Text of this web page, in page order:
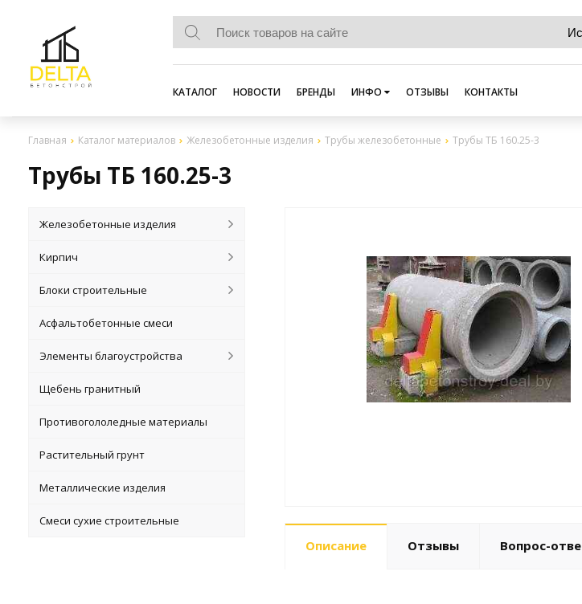
КАТАЛОГ НОВОСТИ БРЕНДЫ ИНФО ОТЗЫВЫ КОНТАКТЫ
Главная Каталог материалов Железобетонные изделия Трубы железобетонные Трубы ТБ 160.25-3
Трубы ТБ 160.25-3
Железобетонные изделия
Кирпич
Блоки строительные
Асфальтобетонные смеси
Элементы благоустройства
Щебень гранитный
Противогололедные материалы
Растительный грунт
Металлические изделия
Смеси сухие строительные
Описание Отзывы Вопрос-